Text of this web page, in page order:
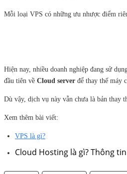
Mỗi loại VPS có những ưu nhược điểm
Hiện nay, nhiều doanh nghiệp đang sử
đầu tiên về Cloud server để thay thế máy
Dù vậy, dịch vụ này vẫn chưa là bản thay
Xem thêm bài viết:
VPS là gì?
Cloud Hosting là gì? Thông